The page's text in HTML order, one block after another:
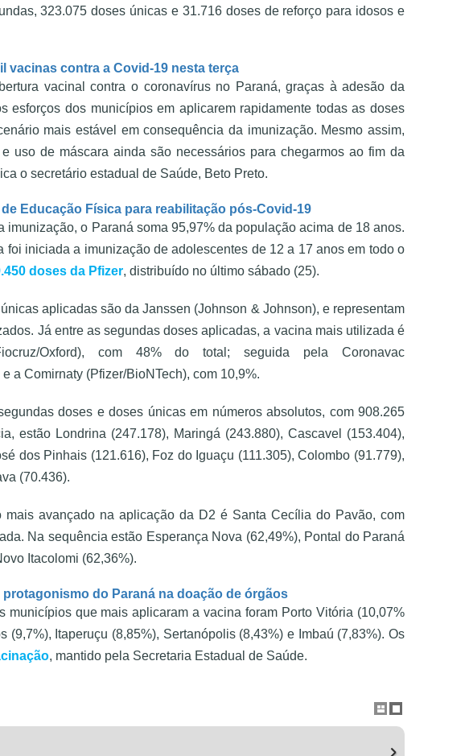
323.075 doses únicas e 31.716 doses de reforço para idosos e
vacinas contra a Covid-19 nesta terça
vacinal contra o coronavírus no Paraná, graças à adesão da
esforços dos municípios em aplicarem rapidamente todas as doses
mais estável em consequência da imunização. Mesmo assim,
uso de máscara ainda são necessários para chegarmos ao fim da
o secretário estadual de Saúde, Beto Preto.
Educação Física para reabilitação pós-Covid-19
imunização, o Paraná soma 95,97% da população acima de 18 anos.
foi iniciada a imunização de adolescentes de 12 a 17 anos em todo o
doses da Pfizer, distribuído no último sábado (25).
aplicadas são da Janssen (Johnson & Johnson), e representam
Já entre as segundas doses aplicadas, a vacina mais utilizada é
Oxford), com 48% do total; seguida pela Coronavac
a Comirnaty (Pfizer/BioNTech), com 10,9%.
doses e doses únicas em números absolutos, com 908.265
estão Londrina (247.178), Maringá (243.880), Cascavel (153.404),
dos Pinhais (121.616), Foz do Iguaçu (111.305), Colombo (91.779),
(70.436).
mais avançado na aplicação da D2 é Santa Cecília do Pavão, com
Na sequência estão Esperança Nova (62,49%), Pontal do Paraná
Itacolomi (62,36%).
do Paraná na doação de órgãos
municípios que mais aplicaram a vacina foram Porto Vitória (10,07%
(9,7%), Itaperuçu (8,85%), Sertanópolis (8,43%) e Imbaú (7,83%). Os
, mantido pela Secretaria Estadual de Saúde.